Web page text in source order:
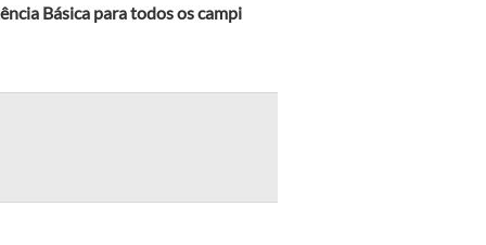
Básica para todos os campi